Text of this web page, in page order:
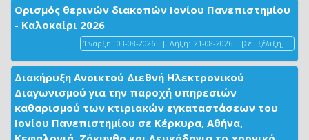
Ορισμός θερινών διακοπών Ιονίου Πανεπιστημίου
- Καλοκαίρι 2026
Έναρξη: 03-08-2026 | Λήξη: 21-08-2026 [Σε Εξέλιξη]
Διακήρυξη Ανοικτού Διεθνή Ηλεκτρονικού
Διαγωνισμού για την παροχή υπηρεσιών
καθαρισμού των κτιριακών εγκαταστάσεων του
Ιονίου Πανεπιστημίου σε Κέρκυρα, Αθήνα,